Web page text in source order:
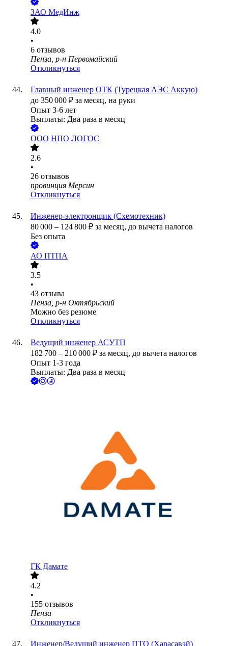
ЗАО МедИнж
4.0
•
6 отзывов
Пенза, р-н Первомайский
Откликнуться
Главный инженер ОТК (Турецкая АЭС Аккую)
до 350 000 ₽ за месяц, на руки
Опыт 3-6 лет
Выплаты: Два раза в месяц
ООО НПО ЛОГОС
2.6
•
26 отзывов
провинция Мерсин
Откликнуться
Инженер-электронщик (Схемотехник)
80 000 – 124 800 ₽ за месяц, до вычета налогов
Без опыта
АО ПТПА
3.5
•
43 отзыва
Пенза, р-н Октябрьский
Можно без резюме
Откликнуться
Ведущий инженер АСУТП
182 700 – 210 000 ₽ за месяц, до вычета налогов
Опыт 1-3 года
Выплаты: Два раза в месяц
ГК Дамате
4.2
•
155 отзывов
Пенза
Откликнуться
Инженер/Ведущий инженер ПТО (Харасавэй)